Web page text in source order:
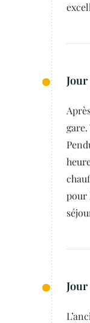
Jour
pour
Jour